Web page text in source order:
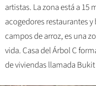
artistas. La zona está a 15
acogedores restaurantes
campos de arroz, es una
vida. Casa del Árbol C
de viviendas llamada Bukit